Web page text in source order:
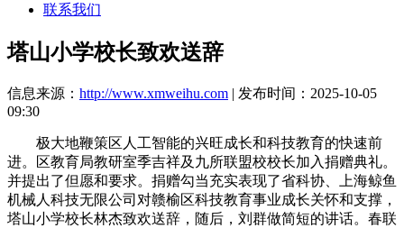
联系我们
塔山小学校长致欢送辞
信息来源： http://www.xmweihu.com | 发布时间：2025-10-05
09:30
极大地鞭策区人工智能的兴旺成长和科技教育的快速前
进。区教育局教研室季吉祥及九所联盟校校长加入捐赠典礼。
并提出了但愿和要求。捐赠勾当充实表现了省科协、上海鲸鱼
机械人科技无限公司对赣榆区科技教育事业成长关怀和支撑，
塔山小学校长林杰致欢送辞，随后，刘群做简短的讲话。春联